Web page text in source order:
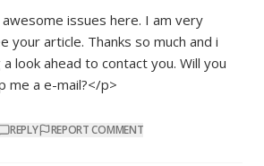
issues here. I am very
your article. Thanks so much and i
a look ahead to contact you. Will you
me a e-mail?</p>
REPLY REPORT COMMENT